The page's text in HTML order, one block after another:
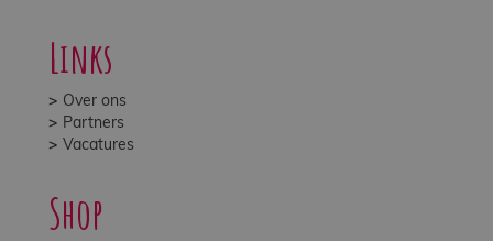
Links
Over ons
Partners
Vacatures
Shop